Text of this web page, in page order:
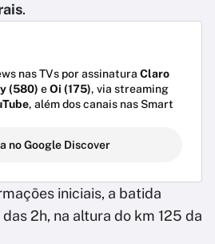
.
nas TVs por assinatura Claro
(580) eOi (175), via streaming
, além dos canais nas Smart
no Google Discover
iniciais, a batida
2h, na altura do km 125 da